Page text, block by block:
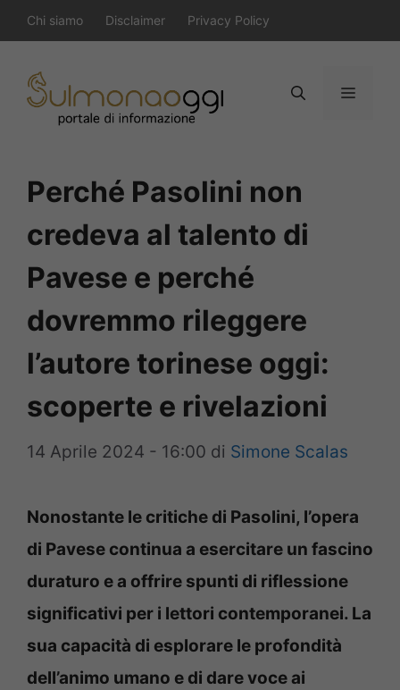
al
contenuto
Chi siamo Disclaimer Privacy Policy
Menu
Perché Pasolini non
credeva al talento di
Pavese e perché
dovremmo rileggere
l’autore torinese oggi:
scoperte e rivelazioni
14 Aprile 2024 - 16:00 di Simone Scalas
Nonostante le critiche di Pasolini, l’opera
di Pavese continua a esercitare un fascino
duraturo e a offrire spunti di riflessione
significativi per i lettori contemporanei. La
sua capacità di esplorare le profondità
dell’animo umano e di dare voce ai